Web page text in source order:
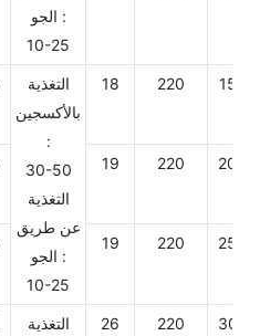
الجو :
10-25
التغذية
بالأكسجين
:
30-50
التغذية
عن طريق
الجو :
10-25
18 220 150
19 220 200
19 220 250
التغذية
26 220 300